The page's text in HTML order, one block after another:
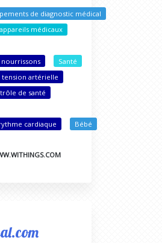
de diagnostic médical
médicaux
nourrissons
Santé
tension artérielle
de santé
cardiaque
Bébé